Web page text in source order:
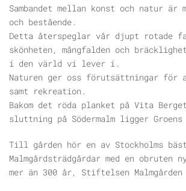
Sambandet mellan konst och natur är
och bestående.
Detta återspeglar vår djupt rotade
skönheten, mångfalden och
i den värld vi lever i.
Naturen ger oss förutsättningar för
samt rekreation.
Bakom det röda planket på Vita
sluttning på Södermalm ligger Groens
Till gården hör en av Stockholms
Malmgårdsträdgårdar med en obruten
mer än 300 år, Stiftelsen